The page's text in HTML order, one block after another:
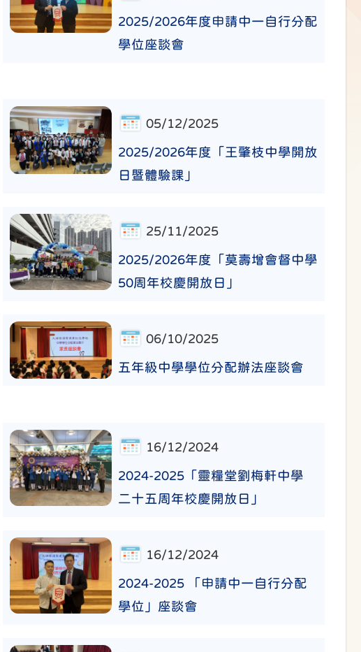
2025/2026年度申請中一自行分配
學位座談會
05/12/2025
2025/2026年度「王肇枝中學開放
日暨體驗課」
25/11/2025
2025/2026年度「莫壽增會督中學
50周年校慶開放日」
06/10/2025
五年級中學學位分配辦法座談會
16/12/2024
2024-2025「靈糧堂劉梅軒中學
二十五周年校慶開放日」
16/12/2024
2024-2025 「申請中一自行分配
學位」座談會